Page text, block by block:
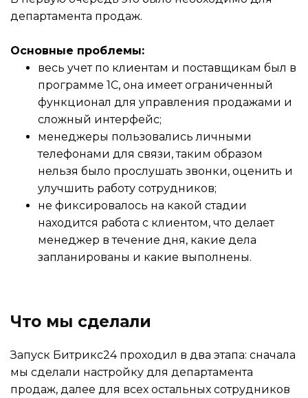
департамента продаж.
Основные проблемы:
весь учет по клиентам и поставщикам был в
программе 1С, она имеет ограниченный
функционал для управления продажами и
сложный интерфейс;
менеджеры пользовались личными
телефонами для связи, таким образом
нельзя было прослушать звонки, оценить и
улучшить работу сотрудников;
не фиксировалось на какой стадии
находится работа с клиентом, что делает
менеджер в течение дня, какие дела
запланированы и какие выполнены.
Что мы сделали
Запуск Битрикс24 проходил в два этапа: сначала
мы сделали настройку для департамента
продаж, далее для всех остальных сотрудников